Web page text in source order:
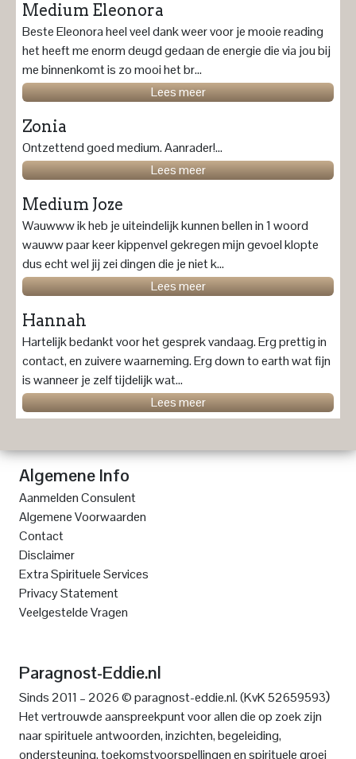
Medium Eleonora
Beste Eleonora heel veel dank weer voor je mooie reading
het heeft me enorm deugd gedaan de energie die via jou bij
me binnenkomt is zo mooi het br...
Lees meer
Zonia
Ontzettend goed medium. Aanrader!...
Lees meer
Medium Joze
Wauwww ik heb je uiteindelijk kunnen bellen in 1 woord
wauww paar keer kippenvel gekregen mijn gevoel klopte
dus echt wel jij zei dingen die je niet k...
Lees meer
Hannah
Hartelijk bedankt voor het gesprek vandaag. Erg prettig in
contact, en zuivere waarneming. Erg down to earth wat fijn
is wanneer je zelf tijdelijk wat...
Lees meer
Algemene Info
Aanmelden Consulent
Algemene Voorwaarden
Contact
Disclaimer
Extra Spirituele Services
Privacy Statement
Veelgestelde Vragen
Paragnost-Eddie.nl
Sinds 2011 – 2026 © paragnost-eddie.nl. (KvK 52659593)
Het vertrouwde aanspreekpunt voor allen die op zoek zijn
naar spirituele antwoorden, inzichten, begeleiding,
ondersteuning, toekomstvoorspellingen en spirituele groei